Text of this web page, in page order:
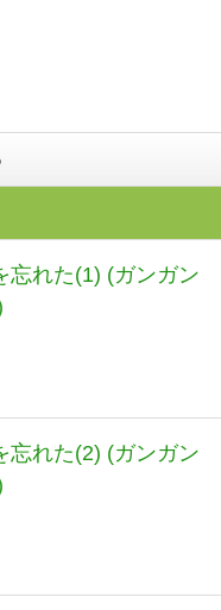
忘れた(1) (ガンガン
忘れた(2) (ガンガン